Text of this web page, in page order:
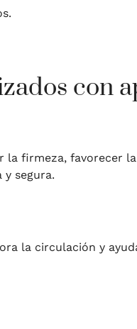
con
firmeza, favorecer
segura.
la circulación y